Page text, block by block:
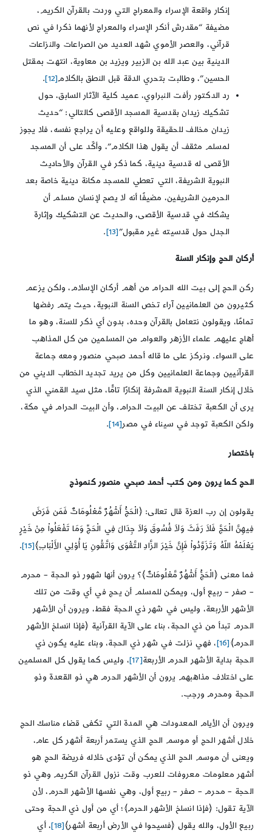
إنكار واقعة الإسراء والمعراج التي وردت بالقرآن الكريم،
مضيفة “مقدرش أنكر الإسراء والمعراج لأنهما ذكرا في نص
قرآني، والعصر الأموي شهد العديد من الصراعات والنزاعات
الدينية بين عبد الله بن الزبير ويزيد بن معاوية، انتهت بمقتل
الحسين”، وطالبت بتحري الدقة قبل النطق بالكلام[12]
.
رد الدكتور رأفت النبراوي، عميد كلية الآثار السابق، حول
تشكيك زيدان بقدسية المسجد الأقصى كالتالي: “حديث
زيدان مخالف للحقيقة وللواقع وعليه أن يراجع نفسه، فلا يجوز
لمسلم مثقف أن يقول هذا الكلام”، وأكّد على أن المسجد
الأقصى له قدسية دينية، كما ذكر في القرآن والأحاديث
النبوية الشريفة، التي تعطي للمسجد مكانة دينية خاصة بعد
الحرمين الشريفين، مضيفًا أنه لا يصح لإنسان مسلم أن
يشكك في قدسية الأقصى، والحديث عن التشكيك وإثارة
الجدل حول قدسيته غير مقبول”[13]
.
أركان الحج وإنكار السنة
ركن الحج إلى بيت الله الحرام من أهم أركان الإسلام، ولكن يزعم
كثيرون من العلمانيين آراء تخص السنة النبوية، حيث يتم رفضها
تمامًا، ويقولون نتعامل بالقرآن وحده، بدون أي ذكر للسنة، وهو ما
أهاج عليهم علماء الأزهر والعوام من المسلمين من كل المذاهب
على السواء. ونركز على ما قاله أحمد صبحي منصور ومعه جماعة
القرآنيين وجماعة العلمانيين وكل من يريد تجديد الخطاب الديني من
خلال إنكار السنة النبوية المشرفة إنكارًا تامًّا، مثل سيد القمني الذي
يرى أن الكعبة تختلف عن البيت الحرام، وأن البيت الحرام في مكة،
ولكن الكعبة توجد في سيناء في مصر[14]
.
باختصار
الحج كما يرون ومن كتب أحمد صبحي منصور كنموذج
يقولون إن رب العزة قال تعالى: ﴿الْحَجُّ أَشْهُرٌ مَّعْلُومَاتٌ فَمَن فَرَضَ
فِيهِنَّ الْحَجَّ فَلاَ رَفَثَ وَلاَ فُسُوقَ وَلاَ جِدَالَ فِي الْحَجِّ وَمَا تَفْعَلُواْ مِنْ خَيْرٍ
يَعْلَمْهُ اللّهُ وَتَزَوَّدُواْ فَإِنَّ خَيْرَ الزَّادِ التَّقْوَى وَاتَّقُونِ يَا أُوْلِي الأَلْبَابِ﴾[15]
.
فما معنى ﴿الْحَجُّ أَشْهُرٌ مَّعْلُومَاتٌ﴾؟ يرون أنها شهور ذو الحجة – محرم
– صفر – ربيع أول، ويمكن للمسلم أن يحج في أي وقت من تلك
الأشهر الأربعة، وليس في شهر ذي الحجة فقط، ويرون أن الأشهر
الحرم تبدأ من ذي الحجة، بناء على الآية القرآنية ﴿فإذا انسلخ الأشهر
الحرم﴾[16]
، فهي نزلت في شهر ذي الحجة، وبناء عليه يكون ذي
الحجة بداية الأشهر الحرم الأربعة[17]
، وليس كما يقول كل المسلمين
على اختلاف مذاهبهم يرون أن الأشهر الحرم هي ذو القعدة وذو
الحجة ومحرم ورجب.
ويرون أن الأيام المعدودات هي المدة التي تكفى قضاء مناسك الحج
خلال أشهر الحج أو موسم الحج الذي يستمر أربعة أشهر كل عام،
ويعنى أن موسم الحج الذي يمكن أن تؤدى خلاله فريضة الحج هو
أشهر معلومات معروفات للعرب وقت نزول القرآن الكريم وهي ذو
الحجة – محرم – صفر – ربيع أول، وهي نفسها الأشهر الحرم، لأن
الآية تقول: ﴿فإذا انسلخ الأشهر الحرم﴾؛ أي من أول ذي الحجة وحتى
ربيع الأول، والله يقول ﴿فسيحوا في الأرض أربعة أشهر﴾[18]
، أي